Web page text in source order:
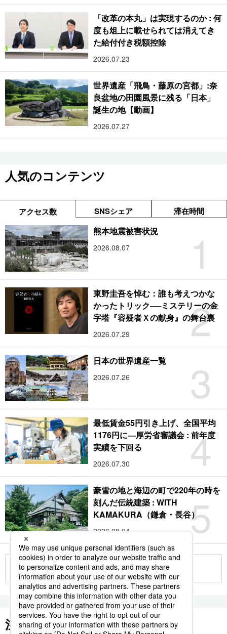
「改革の本丸」は実現するのか : 何
度も俎上に載せられては消えてき
た給付付き税額控除
2026.07.23
世界遺産「飛鳥・藤原の宮都」:奈
良盆地の田園風景に残る「日本」
誕生の地【動画】
2026.07.27
人気のコンテンツ
アクセス数 SNSシェア 滞在時間
1
熊本地震被害状況
2026.08.07
2
東野圭吾を悼む：誰も考えつかな
かったトリック──ミステリーの金
字塔『容疑者Ｘの献身』の舞台裏
2026.07.29
3
日本の世界遺産一覧
2026.07.26
4
最低賃金55円引き上げ、全国平均
1176円に―厚労省審議会 : 前年度
実績を下回る
2026.07.30
5
豪雪の地と海辺の町で220年の時を
刻んだ伝統建築 : WITH
KAMAKURA（鎌倉・長谷）
2026.08.04
もっと見る
注目のキーワード